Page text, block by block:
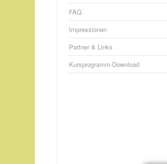
FAQ
Impressionen
Partner & Links
Kursprogramm-Download